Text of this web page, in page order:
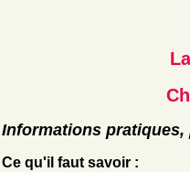
Informations
Ce qu'il faut savoir :